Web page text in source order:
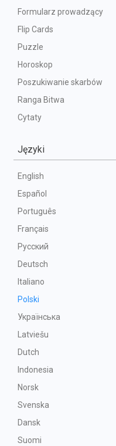
Formularz prowadzący
Flip Cards
Puzzle
Horoskop
Poszukiwanie skarbów
Ranga Bitwa
Cytaty
Języki
English
Español
Português
Français
Русский
Deutsch
Italiano
Polski
Українська
Latviešu
Dutch
Indonesia
Norsk
Svenska
Dansk
Suomi